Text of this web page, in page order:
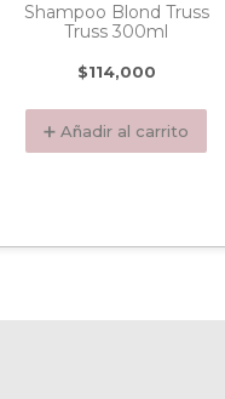
Shampoo Blond Truss
Truss 300ml
$114,000
➕ Añadir al carrito